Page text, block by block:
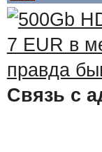
Связь с